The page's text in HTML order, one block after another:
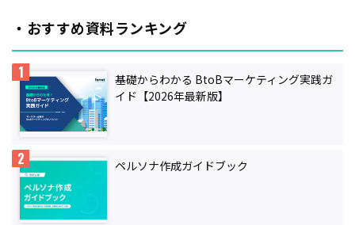
・おすすめ資料ランキング
基礎からわかる BtoBマーケティング実践ガ
イド【2026年最新版】
ペルソナ作成ガイドブック